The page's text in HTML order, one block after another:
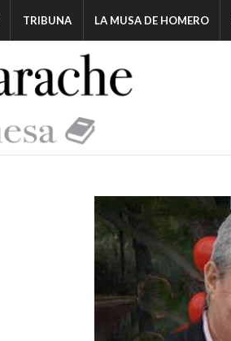
TRIBUNA LA MUSA DE HOMERO